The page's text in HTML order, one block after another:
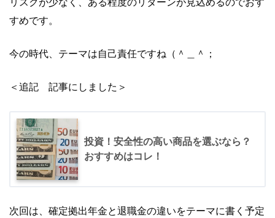
リスクが少なく、ある程度のリターンが見込めるのでおす
すめです。
今の時代、テーマは自己責任ですね（＾＿＾；
＜追記 記事にしました＞
投資！安全性の高い商品を選ぶなら？
おすすめはコレ！
次回は、確定拠出年金と退職金の違いをテーマに書く予定